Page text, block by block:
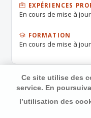
EXPÉRIENCES
En cours de mise à
FORMATION
En cours de mise à
Ce site utilise des
service. En
l’utilisation des